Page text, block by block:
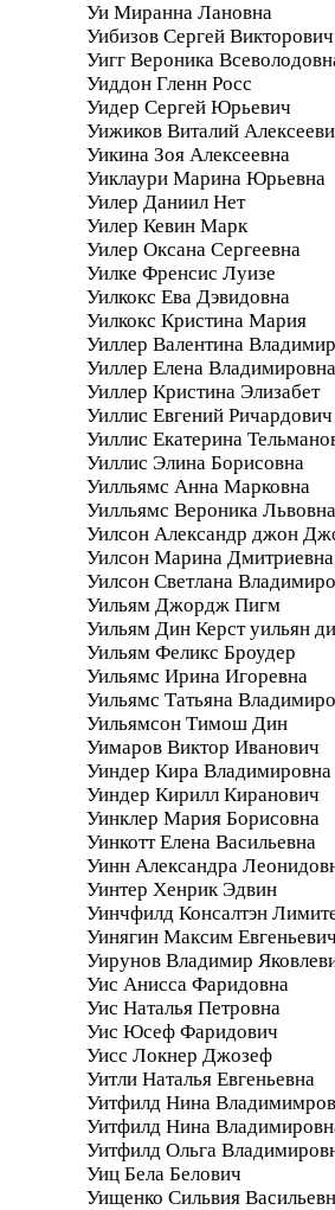
Уи Миранна Лановна
Уибизов Сергей Викторович
Уигг Вероника
Уиддон Гленн Росс
Уидер Сергей Юрьевич
Уижиков Виталий
Уикина Зоя Алексеевна
Уиклаури Марина Юрьевна
Уилер Даниил Нет
Уилер Кевин Марк
Уилер Оксана Сергеевна
Уилке Френсис Луизе
Уилкокс Ева Дэвидовна
Уилкокс Кристина Мария
Уиллер Валентина
Уиллер Елена Владимировна
Уиллер Кристина Элизабет
Уиллис Евгений Ричардович
Уиллис Екатерина
Уиллис Элина Борисовна
Уилльямс Анна Марковна
Уилльямс Вероника Львовна
Уилсон Александр джон
Уилсон Марина Дмитриевна
Уилсон Светлана
Уильям Джордж Пигм
Уильям Дин Керст уильян
Уильям Феликс Броудер
Уильямс Ирина Игоревна
Уильямс Татьяна
Уильямсон Тимош Дин
Уимаров Виктор Иванович
Уиндер Кира Владимировна
Уиндер Кирилл Киранович
Уинклер Мария Борисовна
Уинкотт Елена Васильевна
Уинн Александра
Уинтер Хенрик Эдвин
Уинчфилд Консалтэн
Уинягин Максим
Уирунов Владимир
Уис Анисса Фаридовна
Уис Наталья Петровна
Уис Юсеф Фаридович
Уисс Локнер Джозеф
Уитли Наталья Евгеньевна
Уитфилд Нина
Уитфилд Нина
Уитфилд Ольга
Уиц Бела Белович
Уищенко Сильвия